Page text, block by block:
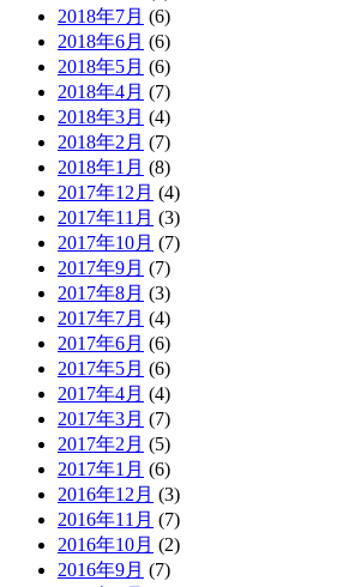
2018年7月 (6)
2018年6月 (6)
2018年5月 (6)
2018年4月 (7)
2018年3月 (4)
2018年2月 (7)
2018年1月 (8)
2017年12月 (4)
2017年11月 (3)
2017年10月 (7)
2017年9月 (7)
2017年8月 (3)
2017年7月 (4)
2017年6月 (6)
2017年5月 (6)
2017年4月 (4)
2017年3月 (7)
2017年2月 (5)
2017年1月 (6)
2016年12月 (3)
2016年11月 (7)
2016年10月 (2)
2016年9月 (7)